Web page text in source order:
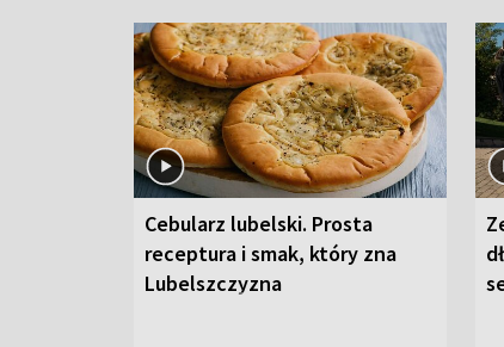
Cebularz lubelski. Prosta
receptura i smak, który zna
Lubelszczyzna